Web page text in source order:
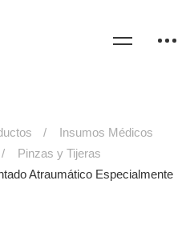
Insumos Médicos
Pinzas y Tijeras
Atraumático Especialmente